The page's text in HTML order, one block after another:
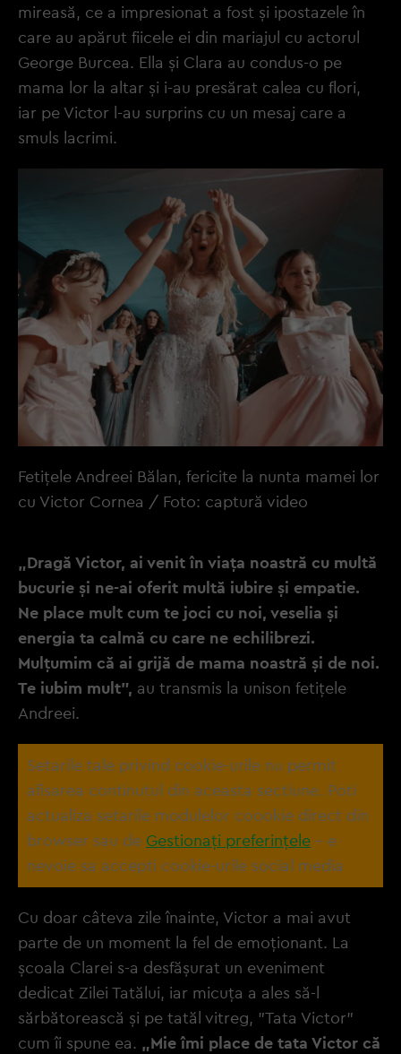
mireasă, ce a impresionat a fost și ipostazele în
care au apărut fiicele ei din mariajul cu actorul
George Burcea. Ella și Clara au condus-o pe
mama lor la altar și i-au presărat calea cu flori,
iar pe Victor l-au surprins cu un mesaj care a
smuls lacrimi.
Fetițele Andreei Bălan, fericite la nunta mamei lor
cu Victor Cornea / Foto: captură video
„Dragă Victor, ai venit în viața noastră cu multă
bucurie și ne-ai oferit multă iubire și empatie.
Ne place mult cum te joci cu noi, veselia și
energia ta calmă cu care ne echilibrezi.
Mulțumim că ai grijă de mama noastră și de noi.
Te iubim mult”, au transmis la unison fetițele
Andreei.
Setarile tale privind cookie-urile nu permit
afisarea continutul din aceasta sectiune. Poti
actualiza setarile modulelor coookie direct din
browser sau de Gestionați preferințele – e
nevoie sa accepti cookie-urile social media
Cu doar câteva zile înainte, Victor a mai avut
parte de un moment la fel de emoționant. La
școala Clarei s-a desfășurat un eveniment
dedicat Zilei Tatălui, iar micuța a ales să-l
sărbătorească și pe tatăl vitreg, "Tata Victor"
cum îi spune ea. „Mie îmi place de tata Victor că